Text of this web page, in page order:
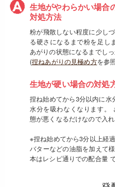
生地がやわらかい場合
対処方法
粉が飛散しない程度に少し
る硬さになるまで粉を足し
あがりの状態になるまでしっ
(捏ねあがりの見極め方を参
生地が硬い場合の対処
捏ね始めてから3分以内に
水分を吸わなくなります。
態が悪くなるだけなので入れ
※捏ね始めてから3分以上経
バターなどの油脂を加えて
本はレシピ通りでの配合量